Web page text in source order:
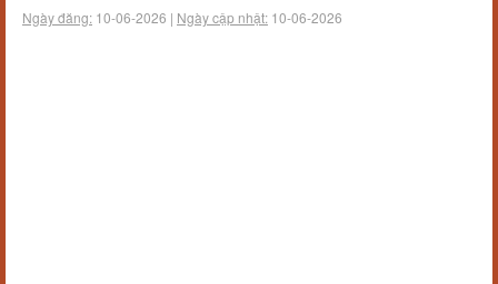
Ngày đăng: 10-06-2026 | Ngày cập nhật: 10-06-2026